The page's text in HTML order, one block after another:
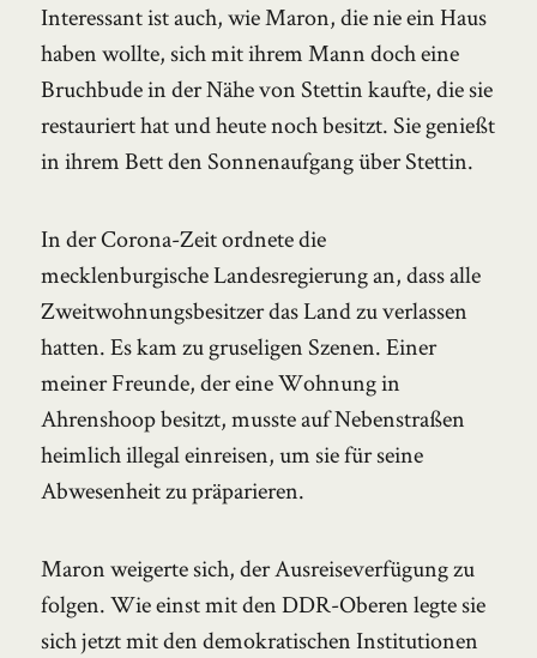
Interessant ist auch, wie Maron, die nie ein Haus
haben wollte, sich mit ihrem Mann doch eine
Bruchbude in der Nähe von Stettin kaufte, die sie
restauriert hat und heute noch besitzt. Sie genießt
in ihrem Bett den Sonnenaufgang über Stettin.
In der Corona-Zeit ordnete die
mecklenburgische Landesregierung an, dass alle
Zweitwohnungsbesitzer das Land zu verlassen
hatten. Es kam zu gruseligen Szenen. Einer
meiner Freunde, der eine Wohnung in
Ahrenshoop besitzt, musste auf Nebenstraßen
heimlich illegal einreisen, um sie für seine
Abwesenheit zu präparieren.
Maron weigerte sich, der Ausreiseverfügung zu
folgen. Wie einst mit den DDR-Oberen legte sie
sich jetzt mit den demokratischen Institutionen